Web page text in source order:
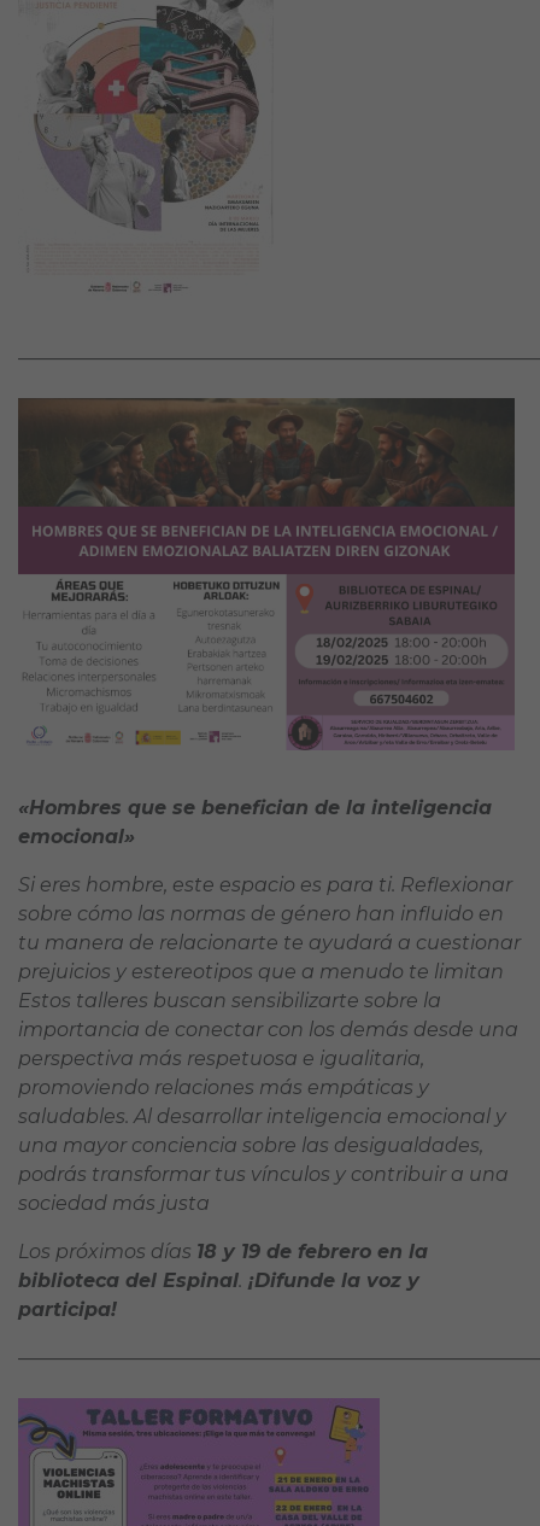
«Hombres que se benefician de la inteligencia
emocional»
Si eres hombre, este espacio es para ti. Reflexionar
sobre cómo las normas de género han influido en
tu manera de relacionarte te ayudará a cuestionar
prejuicios y estereotipos que a menudo te limitan
Estos talleres buscan sensibilizarte sobre la
importancia de conectar con los demás desde una
perspectiva más respetuosa e igualitaria,
promoviendo relaciones más empáticas y
saludables. Al desarrollar inteligencia emocional y
una mayor conciencia sobre las desigualdades,
podrás transformar tus vínculos y contribuir a una
sociedad más justa
Los próximos días 18 y 19 de febrero en la
biblioteca del Espinal. ¡Difunde la voz y
participa!